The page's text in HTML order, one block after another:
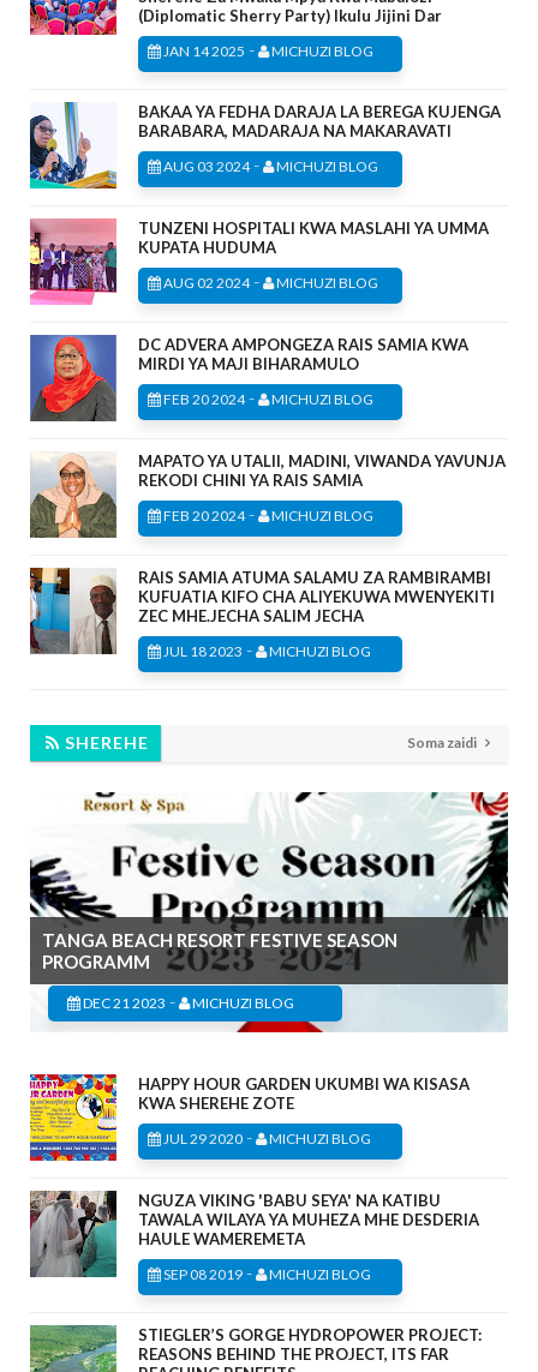
(Diplomatic Sherry Party) Ikulu Jijini Dar
JAN 14 2025 - MICHUZI BLOG
BAKAA YA FEDHA DARAJA LA BEREGA KUJENGA
BARABARA, MADARAJA NA MAKARAVATI
AUG 03 2024- MICHUZI BLOG
TUNZENI HOSPITALI KWA MASLAHI YA UMMA
KUPATA HUDUMA
AUG 02 2024- MICHUZI BLOG
DC ADVERA AMPONGEZA RAIS SAMIA KWA
MIRDI YA MAJI BIHARAMULO
FEB 20 2024- MICHUZI BLOG
MAPATO YA UTALII, MADINI, VIWANDA YAVUNJA
REKODI CHINI YA RAIS SAMIA
FEB 20 2024- MICHUZI BLOG
RAIS SAMIA ATUMA SALAMU ZA RAMBIRAMBI
KUFUATIA KIFO CHA ALIYEKUWA MWENYEKITI
ZEC MHE.JECHA SALIM JECHA
JUL 18 2023 - MICHUZI BLOG
SHEREHE Soma zaidi
TANGA BEACH RESORT FESTIVE SEASON
PROGRAMM
DEC 21 2023 - MICHUZI BLOG
HAPPY HOUR GARDEN UKUMBI WA KISASA
KWA SHEREHE ZOTE
JUL 29 2020 - MICHUZI BLOG
NGUZA VIKING 'BABU SEYA' NA KATIBU
TAWALA WILAYA YA MUHEZA MHE DESDERIA
HAULE WAMEREMETA
SEP 08 2019 - MICHUZI BLOG
STIEGLER’S GORGE HYDROPOWER PROJECT:
REASONS BEHIND THE PROJECT, ITS FAR